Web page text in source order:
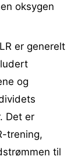
oksygen
er generelt
og
Det er
trening,
til